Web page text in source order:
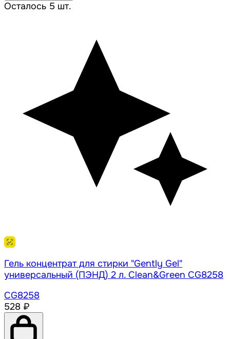
Осталось 5 шт.
Гель концентрат для стирки "Gently Gel"
универсальный (ПЭНД) 2 л. Clean&Green CG8258
CG8258
528 ₽